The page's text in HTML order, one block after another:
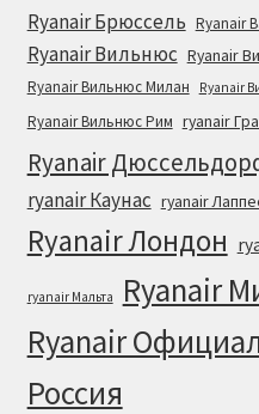
Ryanair Брюссель Ryanair
Ryanair Вильнюс Ryanair
Ryanair Вильнюс Милан Ryanair
Ryanair Вильнюс Рим ryanair
Ryanair
ryanair Каунас ryanair
Ryanair Лондон
ryanair Мальта Ryanair
Ryanair
Россия